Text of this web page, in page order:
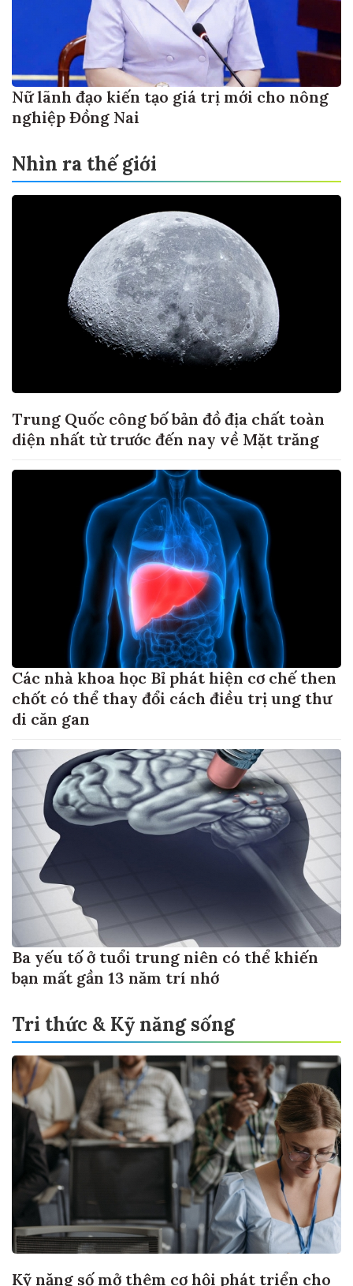
Nữ lãnh đạo kiến tạo giá trị mới cho nông
nghiệp Đồng Nai
Nhìn ra thế giới
Trung Quốc công bố bản đồ địa chất toàn
diện nhất từ trước đến nay về Mặt trăng
Các nhà khoa học Bỉ phát hiện cơ chế then
chốt có thể thay đổi cách điều trị ung thư
di căn gan
Ba yếu tố ở tuổi trung niên có thể khiến
bạn mất gần 13 năm trí nhớ
Tri thức & Kỹ năng sống
Kỹ năng số mở thêm cơ hội phát triển cho